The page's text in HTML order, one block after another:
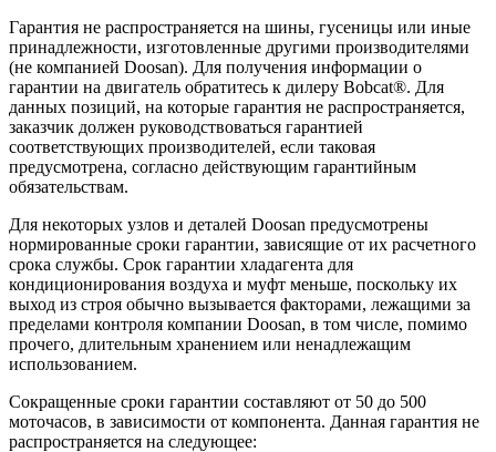
Гарантия не распространяется на шины, гусеницы или иные
принадлежности, изготовленные другими производителями
(не компанией Doosan). Для получения информации о
гарантии на двигатель обратитесь к дилеру Bobcat®. Для
данных позиций, на которые гарантия не распространяется,
заказчик должен руководствоваться гарантией
соответствующих производителей, если таковая
предусмотрена, согласно действующим гарантийным
обязательствам.
Для некоторых узлов и деталей Doosan предусмотрены
нормированные сроки гарантии, зависящие от их расчетного
срока службы. Срок гарантии хладагента для
кондиционирования воздуха и муфт меньше, поскольку их
выход из строя обычно вызывается факторами, лежащими за
пределами контроля компании Doosan, в том числе, помимо
прочего, длительным хранением или ненадлежащим
использованием.
Сокращенные сроки гарантии составляют от 50 до 500
моточасов, в зависимости от компонента. Данная гарантия не
распространяется на следующее: